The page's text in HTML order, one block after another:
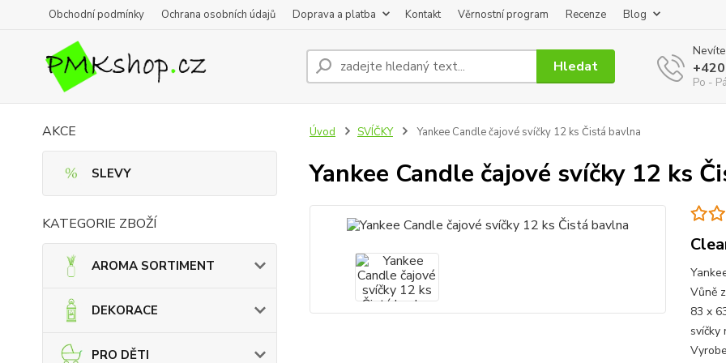
Obchodní podmínky Ochrana osobních údajů Doprava a platba Kontakt Věrnostní program Recenze Blog
Hledat
Po -
AKCE
SLEVY
KATEGORIE ZBOŽÍ
AROMA SORTIMENT
DEKORACE
PRO DĚTI
Úvod SVÍČKY Yankee Candle čajové svíčky 12 ks Čistá bavlna
Yankee Candle čajové svíčky 12 ks
Vůně
83 x
svíčky